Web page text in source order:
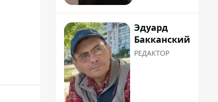
Эдуард
Бакканский
РЕДАКТОР